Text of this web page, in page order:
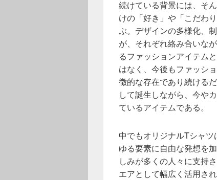
続けている背景には、そ
けの「好き」や「こだわ
ぶ。デザインの多様化、
が、それぞれ絡み合いな
るファッションアイテム
はなく、今後もファッシ
徴的な存在であり続ける
して誕生しながら、今や
ているアイテムである。
中でもオリジナルTシャ
ゆる要素に自由な発想を
しみが多くの人々に支持
エアとして幅広く活用さ